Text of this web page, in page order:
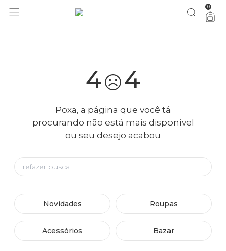
você merece 30% OFF pra comemorar com a gente aproveita! 0
4 4
Poxa, a página que você tá
procurando não está mais disponível
ou seu desejo acabou
Novidades Roupas
Acessórios Bazar